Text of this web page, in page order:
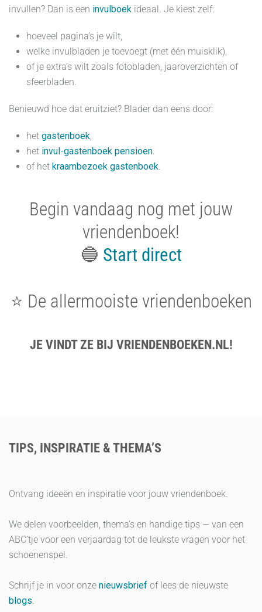
invullen? Dan is een invulboek ideaal. Je kiest zelf:
hoeveel pagina’s je wilt,
welke invulbladen je toevoegt (met één muisklik),
of je extra’s wilt zoals fotobladen, jaaroverzichten of
sfeerbladen.
Benieuwd hoe dat eruitziet? Blader dan eens door:
het gastenboek,
het invul-gastenboek pensioen.
of het kraambezoek gastenboek.
Begin vandaag nog met jouw
vriendenboek!
🔵 Start direct
⭐ De allermooiste vriendenboeken
JE VINDT ZE BIJ VRIENDENBOEKEN.NL!
TIPS, INSPIRATIE & THEMA’S
Ontvang ideeën en inspiratie voor jouw vriendenboek.
We delen voorbeelden, thema’s en handige tips — van een
ABC’tje voor een verjaardag tot de leukste vragen voor het
schoenenspel.
Schrijf je in voor onze nieuwsbrief of lees de nieuwste
blogs.